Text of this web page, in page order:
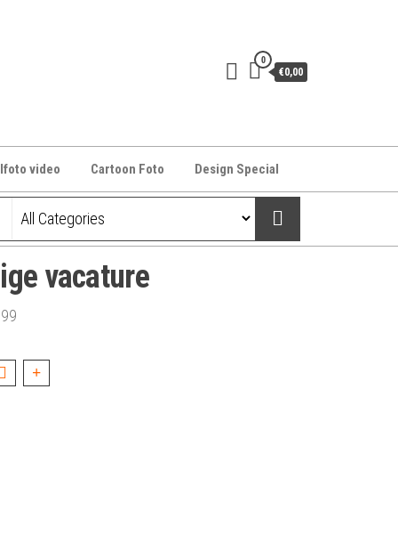
0
€0,00
video Cartoon Foto Design Special
vacature